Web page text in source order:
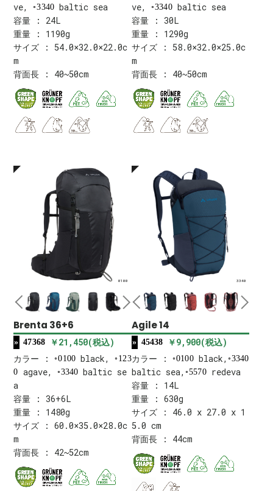
ve, 3340 baltic sea
容量 : 24L
重量 : 1190g
サイズ : 54.0×32.0×22.0c
m
背面長 : 40~50cm
ve,
3340baltic sea
容量 : 30L
重量 : 1290g
サイズ : 58.0×32.0×25.0c
m
背面長 : 40~50cm
0100
Brenta 36+6
47368
￥21,450(税込)
カラー : 0100 black, 123
0 agave, 3340 baltic se
a
容量 : 36+6L
重量 : 1480g
サイズ : 60.0×35.0×28.0c
m
背面長 : 42~52cm
3340
Agile 14
45438
￥9,900(税込)
カラー :
0100black, 3340
baltic sea, 5570redeva
容量 : 14L
重量 : 630g
サイズ : 46.0 x 27.0 x 1
5.0 cm
背面長 : 44cm